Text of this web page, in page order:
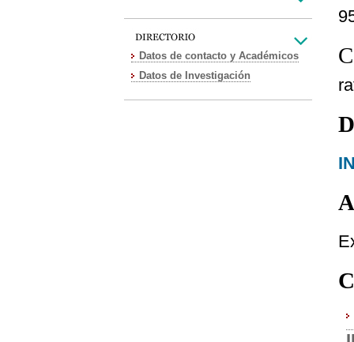
Datos de contacto y Académicos
Datos de Investigación